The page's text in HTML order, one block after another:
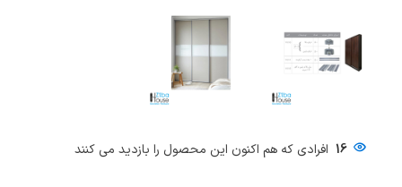
16 افرادی که هم اکنون این محصول را بازدید می کنند